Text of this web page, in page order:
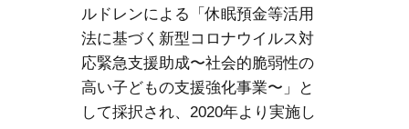
ルドレンによる「休眠預金等活用
法に基づく新型コロナウイルス対
応緊急支援助成〜社会的脆弱性の
高い子どもの支援強化事業〜」と
して採択され、2020年より実施し